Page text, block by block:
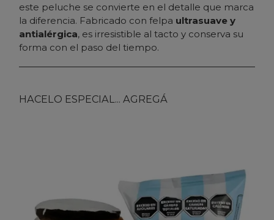
este peluche se convierte en el detalle que marca
la diferencia. Fabricado con felpa ultrasuave y
antialérgica, es irresistible al tacto y conserva su
forma con el paso del tiempo.
HACELO ESPECIAL... AGREGÁ